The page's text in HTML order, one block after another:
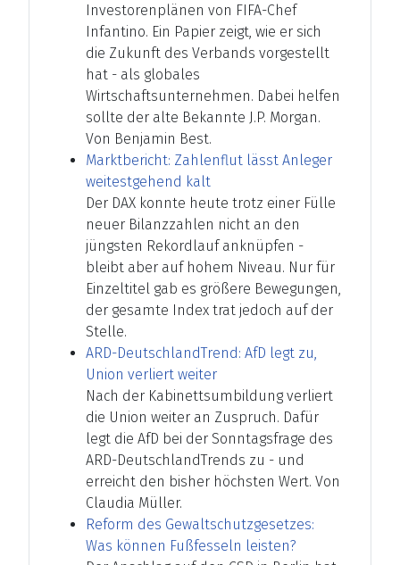
Investorenplänen von FIFA-Chef
Infantino. Ein Papier zeigt, wie er sich
die Zukunft des Verbands vorgestellt
hat - als globales
Wirtschaftsunternehmen. Dabei helfen
sollte der alte Bekannte J.P. Morgan.
Von Benjamin Best.
Marktbericht: Zahlenflut lässt Anleger
weitestgehend kalt
Der DAX konnte heute trotz einer Fülle
neuer Bilanzzahlen nicht an den
jüngsten Rekordlauf anknüpfen -
bleibt aber auf hohem Niveau. Nur für
Einzeltitel gab es größere Bewegungen,
der gesamte Index trat jedoch auf der
Stelle.
ARD-DeutschlandTrend: AfD legt zu,
Union verliert weiter
Nach der Kabinettsumbildung verliert
die Union weiter an Zuspruch. Dafür
legt die AfD bei der Sonntagsfrage des
ARD-DeutschlandTrends zu - und
erreicht den bisher höchsten Wert. Von
Claudia Müller.
Reform des Gewaltschutzgesetzes:
Was können Fußfesseln leisten?